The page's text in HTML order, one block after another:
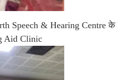
Speech & Hearing Centre के
Aid Clinic